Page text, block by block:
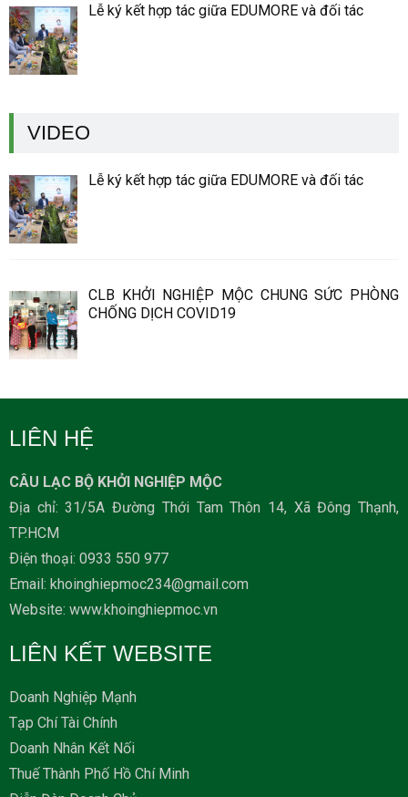
Lễ ký kết hợp tác giữa EDUMORE và đối tác
VIDEO
Lễ ký kết hợp tác giữa EDUMORE và đối tác
CLB KHỞI NGHIỆP MỘC CHUNG SỨC PHÒNG
CHỐNG DỊCH COVID19
LIÊN HỆ
CÂU LẠC BỘ KHỞI NGHIỆP MỘC
Địa chỉ: 31/5A Đường Thới Tam Thôn 14, Xã Đông Thạnh,
TP.HCM
Ðiện thoại: 0933 550 977
Email: khoinghiepmoc234@gmail.com
Website: www.khoinghiepmoc.vn
LIÊN KẾT WEBSITE
Doanh Nghiệp Mạnh
Tạp Chí Tài Chính
Doanh Nhân Kết Nối
Thuế Thành Phố Hồ Chí Minh